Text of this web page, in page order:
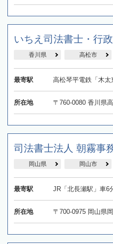
いちえ司法書士・行
香川県 高松市
最寄駅 高松琴平電鉄「木太
所在地 〒760-0080 香川県
司法書士法人 朝霧事
岡山県 岡山市
最寄駅 JR「北長瀬駅」車6
所在地 〒700-0975 岡山県